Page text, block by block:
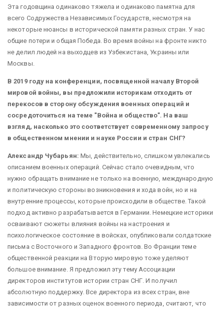
Эта годовщина одинаково тяжела и одинаково памятна для
всего Содружества Независимых Государств, несмотря на
некоторые нюансы в исторической памяти разных стран. У нас
общие потери и общая Победа. Во время войны на фронте никто
не делил людей на выходцев из Узбекистана, Украины или
Москвы.
В 2019 году на конференции, посвященной началу Второй
мировой войны, вы предложили историкам отходить от
перекосов в сторону обсуждения военных операций и
сосредоточиться на теме "Война и общество". На ваш
взгляд, насколько это соответствует современному запросу
в общественном мнении и науке России и стран СНГ?
Александр Чубарьян: Мы, действительно, слишком увлекались
описанием военных операций. Сейчас стало очевидным, что
нужно обращать внимание не только на военную, международную
и политическую стороны возникновения и хода войн, но и на
внутренние процессы, которые происходили в обществе. Такой
подход активно разрабатывается в Германии. Немецкие историки
осваивают сюжеты влияния войны на настроения и
психологическое состояние в войсках, опубликовали солдатские
письма с Восточного и Западного фронтов. Во Франции теме
общественной реакции на Вторую мировую тоже уделяют
большое внимание. Я предложил эту тему Ассоциации
директоров институтов истории стран СНГ. И получил
абсолютную поддержку. Все директора из всех стран, вне
зависимости от разных оценок военного периода, считают, что